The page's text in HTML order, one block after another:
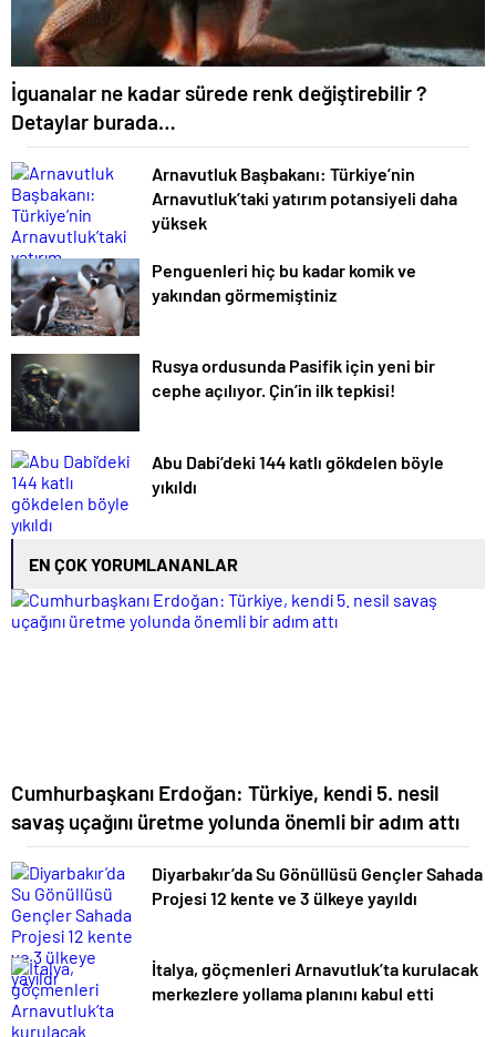
İguanalar ne kadar sürede renk değiştirebilir ?
Detaylar burada…
Arnavutluk Başbakanı: Türkiye’nin
Arnavutluk’taki yatırım potansiyeli daha
yüksek
Penguenleri hiç bu kadar komik ve
yakından görmemiştiniz
Rusya ordusunda Pasifik için yeni bir
cephe açılıyor. Çin’in ilk tepkisi!
Abu Dabi’deki 144 katlı gökdelen böyle
yıkıldı
EN ÇOK YORUMLANANLAR
Cumhurbaşkanı Erdoğan: Türkiye, kendi 5. nesil
savaş uçağını üretme yolunda önemli bir adım attı
Diyarbakır’da Su Gönüllüsü Gençler Sahada
Projesi 12 kente ve 3 ülkeye yayıldı
İtalya, göçmenleri Arnavutluk’ta kurulacak
merkezlere yollama planını kabul etti